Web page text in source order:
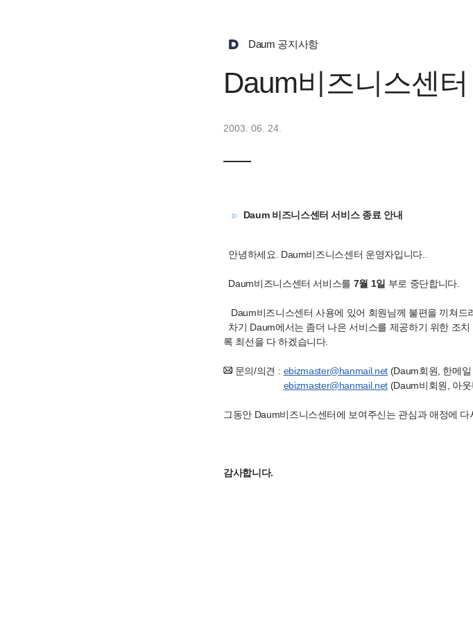
Daum 공지사항
Daum비즈니스센터
2003. 06. 24.
Daum 비즈니스센터 서비스 종료 안내
안녕하세요. Daum비즈니스센터 운영자입니다..
Daum비즈니스센터 서비스를 7월 1일 부로 중단합니다.
Daum비즈니스센터 사용에 있어 회원님께 불편을 끼쳐드
차기 Daum에서는 좀더 나은 서비스를 제공하기 위한 조
록 최선을 다 하겠습니다.
문의/의견 : ebizmaster@hanmail.net(Daum회원, 한메일
ebizmaster@hanmail.net(Daum비회원, 아
그동안 Daum비즈니스센터에 보여주신는 관심과 애정에
감사합니다.